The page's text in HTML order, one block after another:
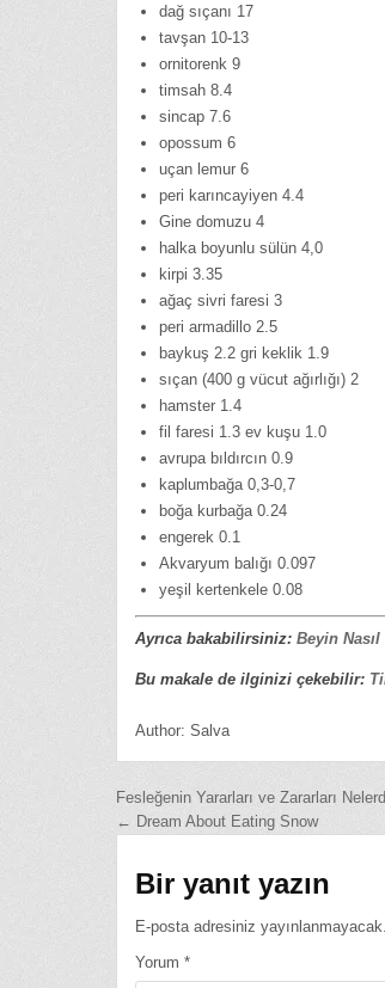
dağ sıçanı 17
tavşan 10-13
ornitorenk 9
timsah 8.4
sincap 7.6
opossum 6
uçan lemur 6
peri karıncayiyen 4.4
Gine domuzu 4
halka boyunlu sülün 4,0
kirpi 3.35
ağaç sivri faresi 3
peri armadillo 2.5
baykuş 2.2 gri keklik 1.9
sıçan (400 g vücut ağırlığı) 2
hamster 1.4
fil faresi 1.3 ev kuşu 1.0
avrupa bıldırcın 0.9
kaplumbağa 0,3-0,7
boğa kurbağa 0.24
engerek 0.1
Akvaryum balığı 0.097
yeşil kertenkele 0.08
Ayrıca bakabilirsiniz: Beyin Nasıl
Bu makale de ilginizi çekebilir:
Author: Salva
Yazı
gezinmesi
Fesleğenin Yararları ve Zararları
← Dream About Eating Snow
Bir yanıt yazın
E-posta adresiniz yayınlanmayacak.
Yorum *